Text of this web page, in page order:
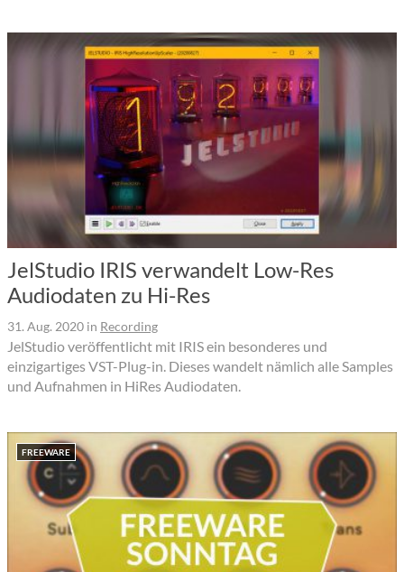
JelStudio IRIS verwandelt Low-Res
Audiodaten zu Hi-Res
31. Aug. 2020 in Recording
JelStudio veröffentlicht mit IRIS ein besonderes und
einzigartiges VST-Plug-in. Dieses wandelt nämlich alle Samples
und Aufnahmen in HiRes Audiodaten.
FREEWARE